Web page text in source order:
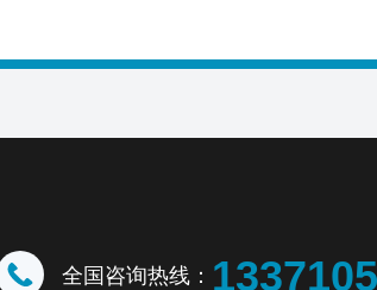
全国咨询热线：